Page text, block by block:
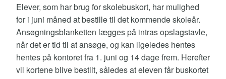
Elever, som har brug for skolebuskort, har mulighed
for i juni måned at bestille til det kommende skoleår.
Ansøgningsblanketten lægges på intras opslagstavle,
når det er tid til at ansøge, og kan ligeledes hentes
hentes på kontoret fra 1. juni og 14 dage frem. Herefter
vil kortene blive bestilt, således at eleven får buskortet